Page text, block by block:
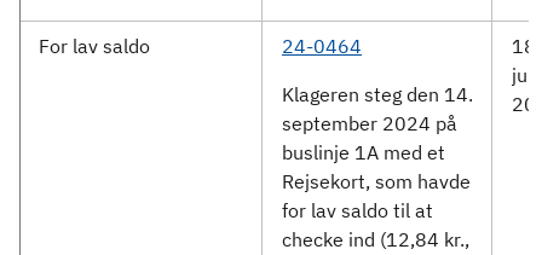
For lav saldo
24-0464
Klageren steg den 14.
september 2024 på
buslinje 1A med et
Rejsekort, som havde
for lav saldo til at
checke ind (12,84 kr.,
18.
juni